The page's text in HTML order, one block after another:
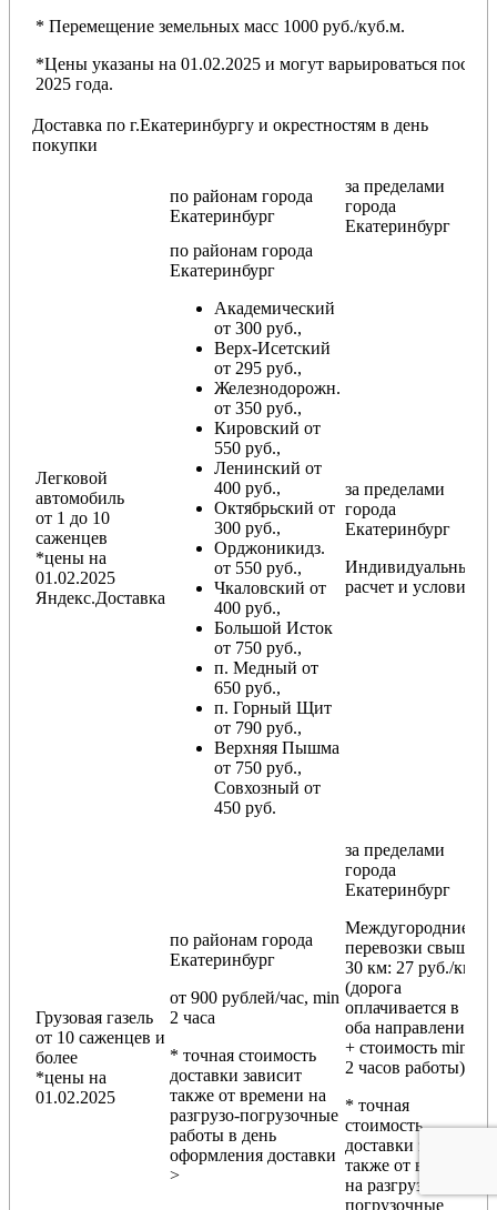
* Перемещение земельных масс 1000 руб./куб.м.
*Цены указаны на 01.02.2025 и могут варьироваться после
2025 года.
Доставка по г.Екатеринбургу и окрестностям в день
покупки
по районам города
Екатеринбург
за пределами
города
Екатеринбург
Легковой
автомобиль
от 1 до 10
саженцев
*цены на
01.02.2025
Яндекс.Доставка
по районам города
Екатеринбург
Академический
от 300 руб.,
Верх-Исетский
от 295 руб.,
Железнодорожн.
от 350 руб.,
Кировский от
550 руб.,
Ленинский от
400 руб.,
Октябрьский от
300 руб.,
Орджоникидз.
от 550 руб.,
Чкаловский от
400 руб.,
Большой Исток
от 750 руб.,
п. Медный от
650 руб.,
п. Горный Щит
от 790 руб.,
Верхняя Пышма
от 750 руб.,
Совхозный от
450 руб.
за пределами
города
Екатеринбург
Индивидуальный
расчет и условия
Грузовая газель
от 10 саженцев и
более
*цены на
01.02.2025
по районам города
Екатеринбург
от 900 рублей/час, min
2 часа
* точная стоимость
доставки зависит
также от времени на
разгрузо-погрузочные
работы в день
оформления доставки
>
за пределами
города
Екатеринбург
Междугородние
перевозки свыше
30 км: 27 руб./км
(дорога
оплачивается в
оба направления
+ стоимость min
2 часов работы)
* точная
стоимость
доставки зависит
также от времени
на разгрузо-
погрузочные